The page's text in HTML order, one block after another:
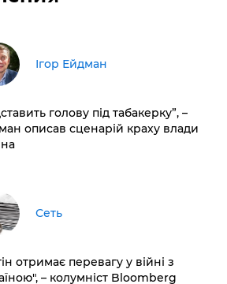
Ігор Ейдман
голову під табакерку”, –
описав сценарій краху влади
Сеть
отримає перевагу у війні з
– колумніст Bloomberg